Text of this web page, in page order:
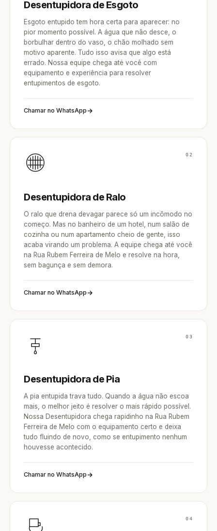
Desentupidora de Esgoto
Esgoto entupido tem hora certa para aparecer: no
pior momento possível. A água que não desce, o
borbulhar dentro do vaso, o chão molhado sem
motivo aparente. Tudo isso avisa que algo está
errado. Nossa equipe chega até você com
equipamento e experiência para resolver
entupimentos de esgoto.
Chamar no WhatsApp
02
Desentupidora de Ralo
O ralo que drena devagar parece só um incômodo no
começo. Mas no banheiro de um hotel, num salão de
cozinha ou num apartamento cheio de gente, isso
acaba virando um problema. A equipe chega até você
na Rua Rubem Ferreira de Melo e resolve na hora,
sem bagunça e sem demora.
Chamar no WhatsApp
03
Desentupidora de Pia
A pia entupida trava tudo. Quando a água não escoa
mais, o melhor jeito é resolver o mais rápido possível.
Nossa Desentupidora chega rapidinho na Rua Rubem
Ferreira de Melo com o equipamento certo e deixa
tudo fluindo de novo, como se entupimento nenhum
houvesse acontecido.
Chamar no WhatsApp
04